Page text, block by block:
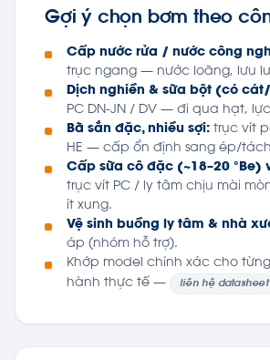
Gợi ý chọn bơm theo
Cấp nước rửa / nước công
trục ngang — nước loãng, lưu
Dịch nghiền & sữa bột (có
PC DN-JN / DV — đi qua hạt,
Bã sắn đặc, nhiều sợi: trục vít
HE — cấp ổn định sang ép/
Cấp sữa cô đặc (~18–20 °Be)
trục vít PC / ly tâm chịu mài
ít xung.
Vệ sinh buồng ly tâm & nhà
áp (nhóm hỗ trợ).
Khớp model chính xác cho
hành thực tế —
liên hệ datasheet